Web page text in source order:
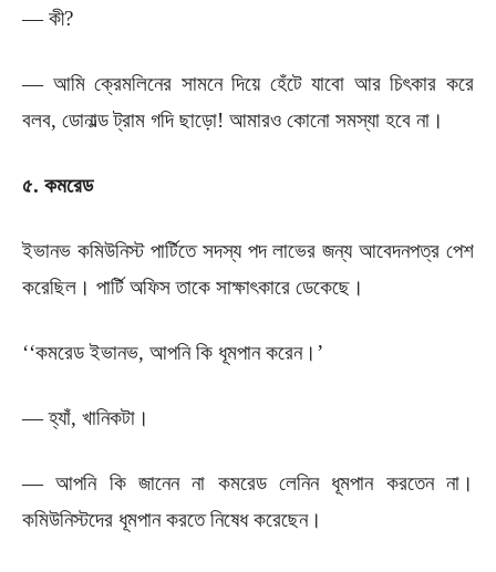
— কী?
— আমি ক্রেমলিনের সামনে দিয়ে হেঁটে যাবো আর চিৎকার করে
বলব, ডোনাল্ড ট্রাম গদি ছাড়ো! আমারও কোনো সমস্যা হবে না।
৫. কমরেড
ইভানভ কমিউনিস্ট পার্টিতে সদস্য পদ লাভের জন্য আবেদনপত্র পেশ
করেছিল। পার্টি অফিস তাকে সাক্ষাৎকারে ডেকেছে।
‘‘কমরেড ইভানভ, আপনি কি ধূমপান করেন।’
— হ্যাঁ, খানিকটা।
— আপনি কি জানেন না কমরেড লেনিন ধূমপান করতেন না।
কমিউনিস্টদের ধূমপান করতে নিষেধ করেছেন।